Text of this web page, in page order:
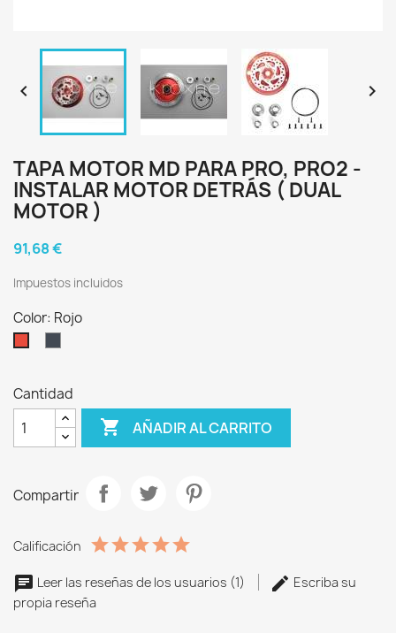
 
TAPA MOTOR MD PARA PRO, PRO2 -
INSTALAR MOTOR DETRÁS ( DUAL
MOTOR )
91,68 €
Impuestos incluidos
Color: Rojo
Cantidad
 AÑADIR AL CARRITO
Compartir
Calificación
Leer las reseñas de los usuarios (1)
Escriba su
propia reseña